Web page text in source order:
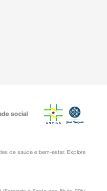
social
de saúde e bem-estar. Explore